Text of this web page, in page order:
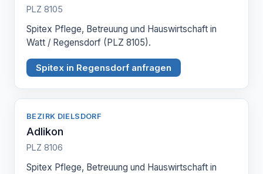
PLZ 8105
Spitex Pflege, Betreuung und Hauswirtschaft in
Watt / Regensdorf (PLZ 8105).
Spitex in Regensdorf anfragen
BEZIRK DIELSDORF
Adlikon
PLZ 8106
Spitex Pflege, Betreuung und Hauswirtschaft in